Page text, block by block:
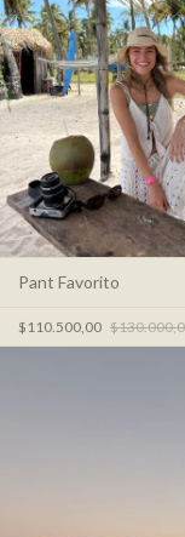
Pant Favorito
$110.500,00